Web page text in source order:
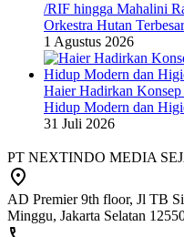
/RIF hingga Mahalini
Orkestra Hutan
1 Agustus 2026
Haier Hadirkan
Hidup Modern dan
31 Juli 2026
PT NEXTINDO MEDIA
AD Premier 9th floor, Jl TB
Minggu, Jakarta Selatan